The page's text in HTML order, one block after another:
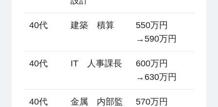
40代 建築 積算
550万円
→590万円
40代 IT 人事課長
600万円
→630万円
40代
金属 内部監
570万円